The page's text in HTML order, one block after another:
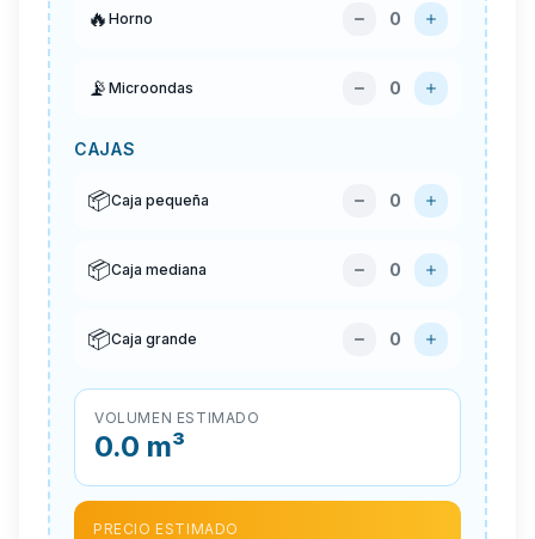
🔥 Horno 0
📡 Microondas 0
CAJAS
📦Caja pequeña 0
📦Caja mediana 0
📦Caja grande 0
VOLUMEN ESTIMADO
0.0 m³
PRECIO ESTIMADO